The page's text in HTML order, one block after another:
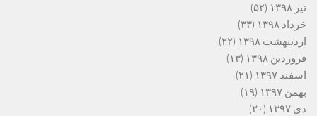
تیر ۱۳۹۸
(۵۲)
خرداد ۱۳۹۸
(۳۳)
اردیبهشت ۱۳۹۸
(۲۲)
فروردین ۱۳۹۸
(۱۳)
اسفند ۱۳۹۷
(۲۱)
بهمن ۱۳۹۷
(۱۹)
دی ۱۳۹۷
(۲۰)